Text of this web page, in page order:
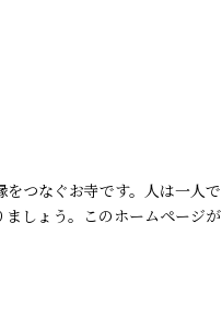
つなぐお寺です。人は一人で
しょう。このホームページが